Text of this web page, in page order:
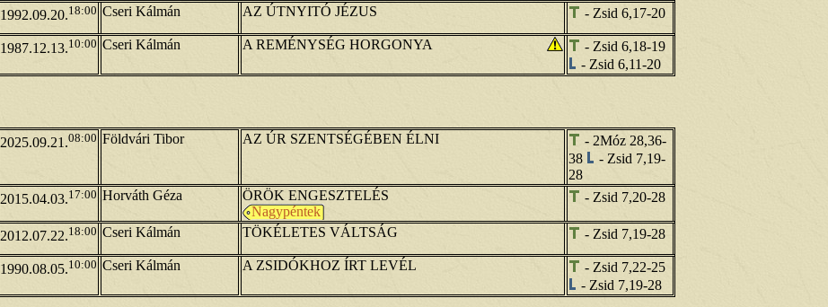
1992.09.20.18:00 Cseri Kálmán AZ ÚTNYITÓ JÉZUS - Zsid 6,17-20
1987.12.13.10:00 Cseri Kálmán A REMÉNYSÉG HORGONYA
- Zsid 6,18-19
- Zsid 6,11-20
2025.09.21.08:00 Földvári Tibor AZ ÚR SZENTSÉGÉBEN ÉLNI
- 2Móz 28,36-
38
- Zsid 7,19-
28
2015.04.03.17:00 Horváth Géza
ÖRÖK ENGESZTELÉS
Nagypéntek
- Zsid 7,20-28
2012.07.22.18:00 Cseri Kálmán TÖKÉLETES VÁLTSÁG - Zsid 7,19-28
1990.08.05.10:00 Cseri Kálmán A ZSIDÓKHOZ ÍRT LEVÉL
- Zsid 7,22-25
- Zsid 7,19-28